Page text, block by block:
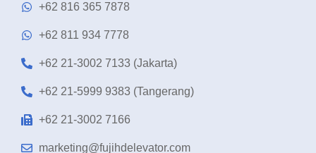
+62 816 365 7878
+62 811 934 7778
+62 21-3002 7133 (Jakarta)
+62 21-5999 9383 (Tangerang)
+62 21-3002 7166
marketing@fujihdelevator.com